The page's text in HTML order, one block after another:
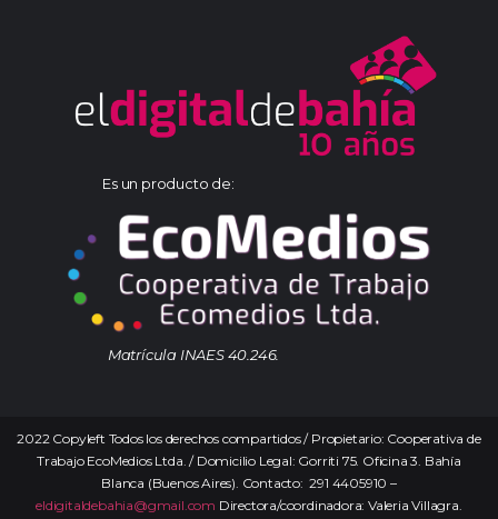
Es un producto de:
Matrícula INAES 40.246.
2022 Copyleft Todos los derechos compartidos / Propietario: Cooperativa de
Trabajo EcoMedios Ltda. / Domicilio Legal: Gorriti 75. Oficina 3. Bahía
Blanca (Buenos Aires). Contacto: 291 4405910 –
eldigitaldebahia@gmail.com Directora/coordinadora: Valeria Villagra.